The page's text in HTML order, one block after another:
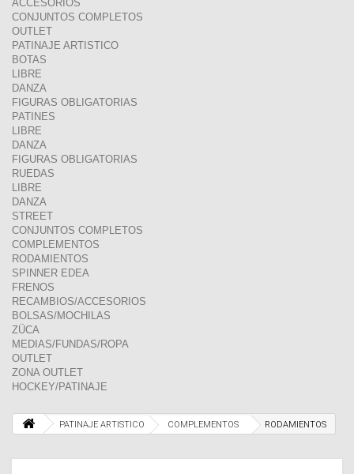
ACCESORIOS
CONJUNTOS COMPLETOS
OUTLET
PATINAJE ARTISTICO
BOTAS
LIBRE
DANZA
FIGURAS OBLIGATORIAS
PATINES
LIBRE
DANZA
FIGURAS OBLIGATORIAS
RUEDAS
LIBRE
DANZA
STREET
CONJUNTOS COMPLETOS
COMPLEMENTOS
RODAMIENTOS
SPINNER EDEA
FRENOS
RECAMBIOS/ACCESORIOS
BOLSAS/MOCHILAS
ZÜCA
MEDIAS/FUNDAS/ROPA
OUTLET
ZONA OUTLET
HOCKEY/PATINAJE
PATINAJE ARTISTICO COMPLEMENTOS RODAMIENTOS